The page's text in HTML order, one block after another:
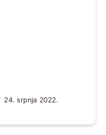
24. srpnja 2022.